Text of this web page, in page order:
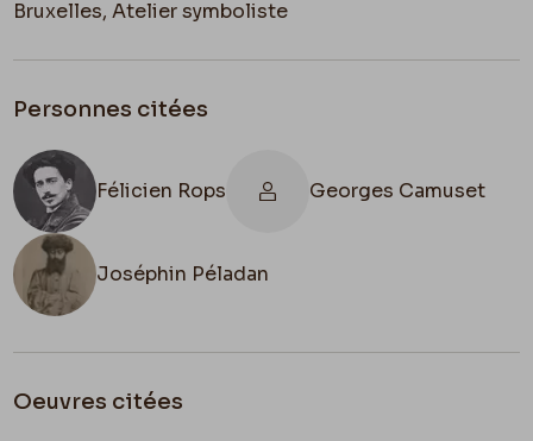
Bruxelles, Atelier symboliste
Personnes citées
Félicien Rops Georges Camuset
Joséphin Péladan
Oeuvres citées